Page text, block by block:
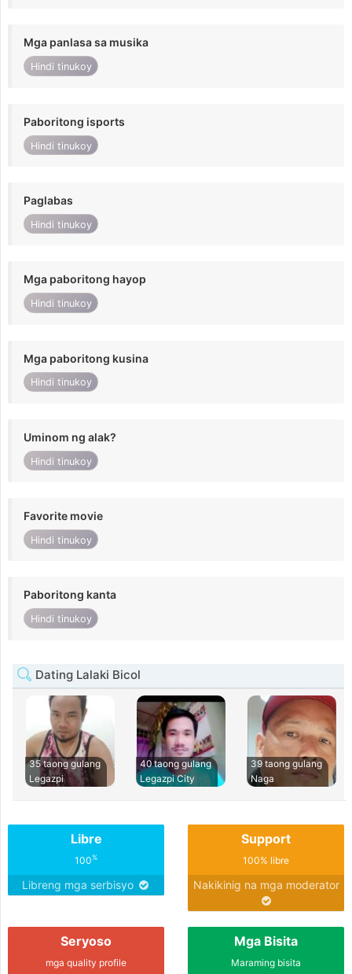
Mga panlasa sa musika
Hindi tinukoy
Paboritong isports
Hindi tinukoy
Paglabas
Hindi tinukoy
Mga paboritong hayop
Hindi tinukoy
Mga paboritong kusina
Hindi tinukoy
Uminom ng alak?
Hindi tinukoy
Favorite movie
Hindi tinukoy
Paboritong kanta
Hindi tinukoy
Dating Lalaki Bicol
35 taong gulang
Legazpi
40 taong gulang
Legazpi City
39 taong gulang
Naga
Libre
100%
Libreng mga serbisyo
Support
100% libre
Nakikinig na mga moderator
Seryoso
mga quality profile
Mga Bisita
Maraming bisita